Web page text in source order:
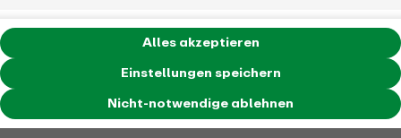
Einstellungen speichern
Nicht-notwendige ablehnen
Alles akzeptieren